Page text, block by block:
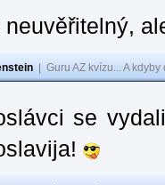
neuvěřitelný,
Guru AZ kvízu... A
se